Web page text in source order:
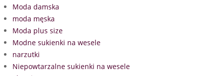
Moda damska
moda męska
Moda plus size
Modne sukienki na wesele
narzutki
Niepowtarzalne sukienki na wesele